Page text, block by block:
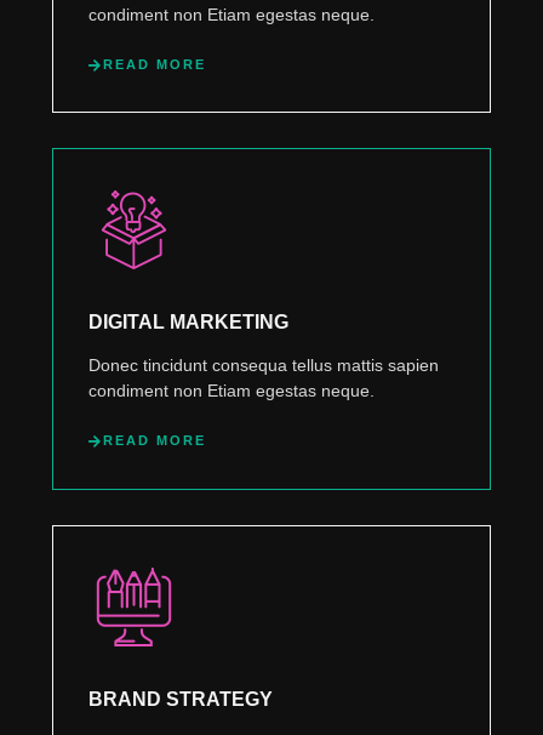
condiment non Etiam egestas neque.
READ MORE
DIGITAL MARKETING
Donec tincidunt consequa tellus mattis sapien
condiment non Etiam egestas neque.
READ MORE
BRAND STRATEGY